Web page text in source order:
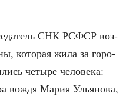
СНК РСФСР воз­
кото­рая жила за горо­
четы­ре чело­ве­ка:
вождя Мария Улья­но­ва,